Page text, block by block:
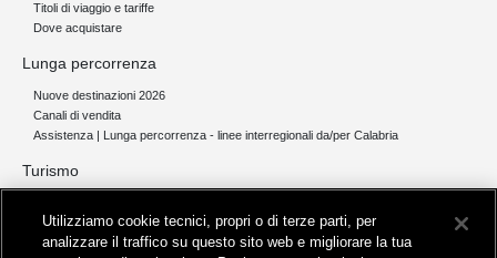
Titoli di viaggio e tariffe
Dove acquistare
Lunga percorrenza
Nuove destinazioni 2026
Canali di vendita
Assistenza | Lunga percorrenza - linee interregionali da/per Calabria
Turismo
Servizi per aeroporti
Servizi di noleggio con conducente
Utilizziamo cookie tecnici, propri o di terze parti, per
analizzare il traffico su questo sito web e migliorare la tua